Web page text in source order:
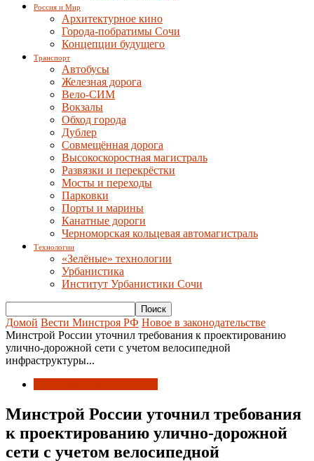
Россия и Мир
Архитектурное кино
Города-побратимы Сочи
Концепции будущего
Транспорт
Автобусы
Железная дорога
Вело-СИМ
Вокзалы
Обход города
Дублер
Совмещённая дорога
Высокоскоростная магистраль
Развязки и перекрёстки
Мосты и переходы
Парковки
Порты и марины
Канатные дороги
Черноморская кольцевая автомагистраль
Технологии
«Зелёные» технологии
Урбанистика
Институт Урбанистики Сочи
Домой Вести Минстроя РФ Новое в законодательстве
Минстрой России уточнил требования к проектированию
улично-дорожной сети с учетом велосипедной
инфраструктуры...
Минстрой России уточнил требования
к проектированию улично-дорожной
сети с учетом велосипедной